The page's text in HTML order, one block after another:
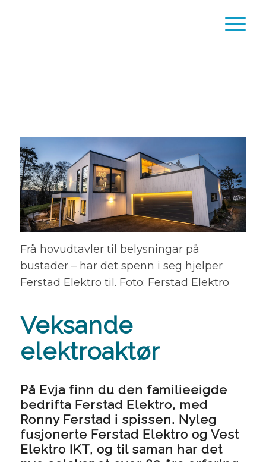
Frå hovudtavler til belysningar på
bustader – har det spenn i seg hjelper
Ferstad Elektro til. Foto: Ferstad Elektro
Veksande
elektroaktør
På Evja finn du den familieeigde
bedrifta Ferstad Elektro, med
Ronny Ferstad i spissen. Nyleg
fusjonerte Ferstad Elektro og Vest
Elektro IKT, og til saman har det